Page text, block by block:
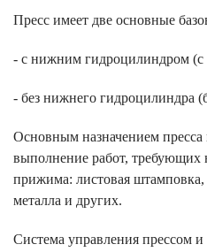
Пресс имеет две основные
- с нижним гидроцилиндром (с
- без нижнего гидроцилиндра
Основным назначением
выполнение работ, требующих
прижима: листовая
металла и других.
Система управления прессом и